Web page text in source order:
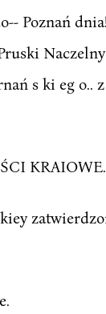
Poznań
s ki eg o..
KRAIOWE.